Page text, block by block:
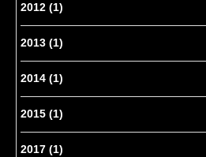
2012 (1)
2013 (1)
2014 (1)
2015 (1)
2017 (1)